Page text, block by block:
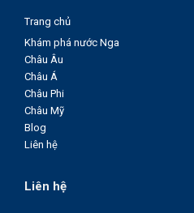
Trang chủ
Khám phá nước Nga
Châu Âu
Châu Á
Châu Phi
Châu Mỹ
Blog
Liên hệ
Liên hệ